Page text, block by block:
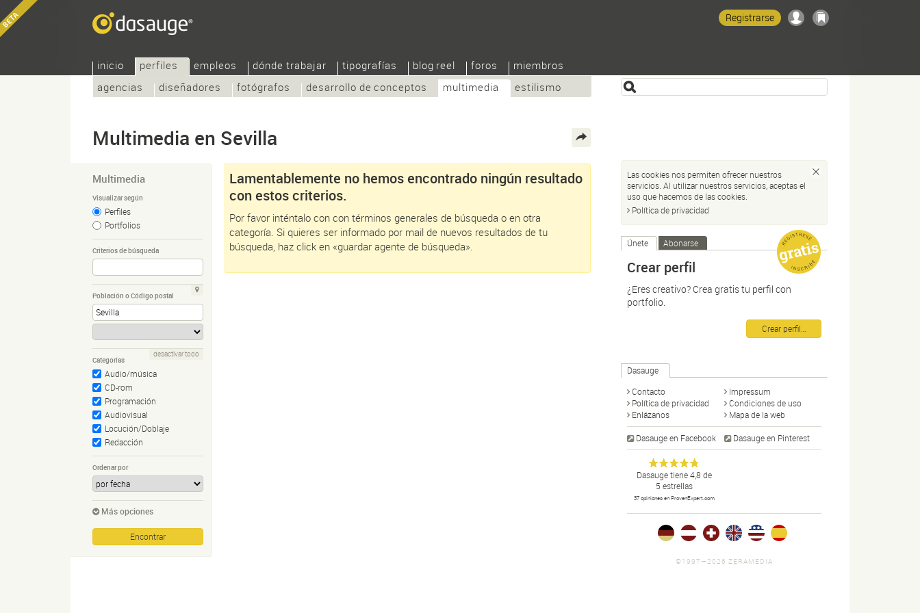
inicio
perfiles
agencias
diseñadores fotógrafos desarrollo de conceptos multimedia estilismo
empleos dónde trabajar tipografías blog reel foros miembros
Registrarse
Multimedia en Sevilla
Multimedia
Visualizar según
Perfiles
Portfolios
Criterios de búsqueda
Población o Código postal
Categorías
Audio/música
CD-rom
Programación
Audiovisual
Locución/Doblaje
Redacción
desactivar todo
Ordenar por
Más opciones
Lamentablemente no hemos encontrado ningún resultado
con estos criterios.
Por favor inténtalo con con términos generales de búsqueda o en otra
categoría. Si quieres ser informado por mail de nuevos resultados de tu
búsqueda, haz click en «guardar agente de búsqueda».
Las cookies nos permiten ofrecer nuestros
servicios. Al utilizar nuestros servicios, aceptas el
uso que hacemos de las cookies.
Política de privacidad
Únete Abonarse
Crear perfil
¿Eres creativo? Crea gratis tu perfil con
portfolio.
Crear perfil…
Dasauge
Contacto
Impressum
Política de privacidad
Condiciones de uso
Enlázanos
Mapa de la web
Dasauge en Facebook Dasauge en Pinterest
Dasauge
Portal de
diseño:
disñadores,
artistas
gráficos,
portfolios,
Anonym
Dasaugetiene4,8 de
5 estrellas
37 opiniones en ProvenExpert.com
©1997—2026 ZERAMEDIA